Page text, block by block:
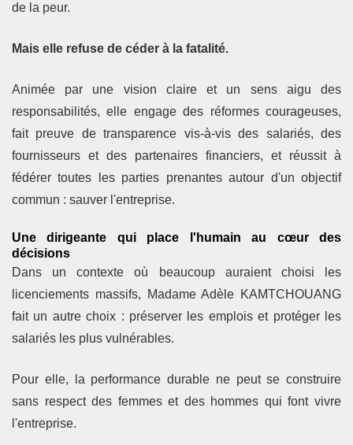
de la peur.
Mais elle refuse de céder à la fatalité.
Animée par une vision claire et un sens aigu des
responsabilités, elle engage des réformes courageuses,
fait preuve de transparence vis-à-vis des salariés, des
fournisseurs et des partenaires financiers, et réussit à
fédérer toutes les parties prenantes autour d'un objectif
commun : sauver l'entreprise.
Une dirigeante qui place l'humain au cœur des
décisions
Dans un contexte où beaucoup auraient choisi les
licenciements massifs, Madame Adèle KAMTCHOUANG
fait un autre choix : préserver les emplois et protéger les
salariés les plus vulnérables.
Pour elle, la performance durable ne peut se construire
sans respect des femmes et des hommes qui font vivre
l'entreprise.